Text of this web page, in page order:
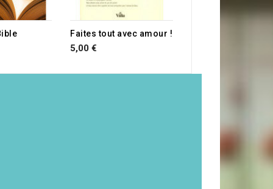
Faites tout avec amour !
5,00 €